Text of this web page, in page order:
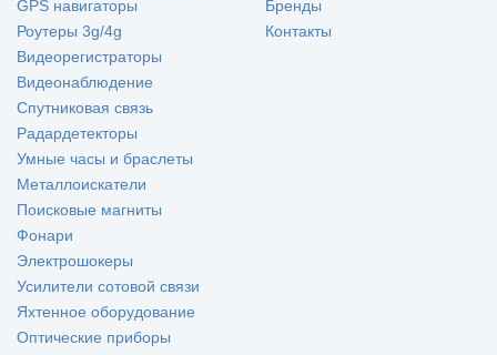
GPS навигаторы
Роутеры 3g/4g
Видеорегистраторы
Видеонаблюдение
Спутниковая связь
Радардетекторы
Умные часы и браслеты
Металлоискатели
Поисковые магниты
Фонари
Электрошокеры
Усилители сотовой связи
Яхтенное оборудование
Оптические приборы
Бренды
Контакты